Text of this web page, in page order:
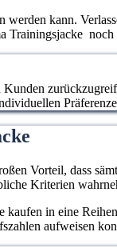
kann.
Trainingsjacke noch
Vorteil, dass
Kriterien
in eine
aufweisen